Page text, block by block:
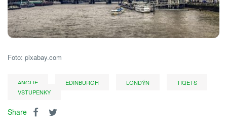
Foto: pixabay.com
ANGLIE EDINBURGH LONDÝN
TIQETS
VSTUPENKY
Share